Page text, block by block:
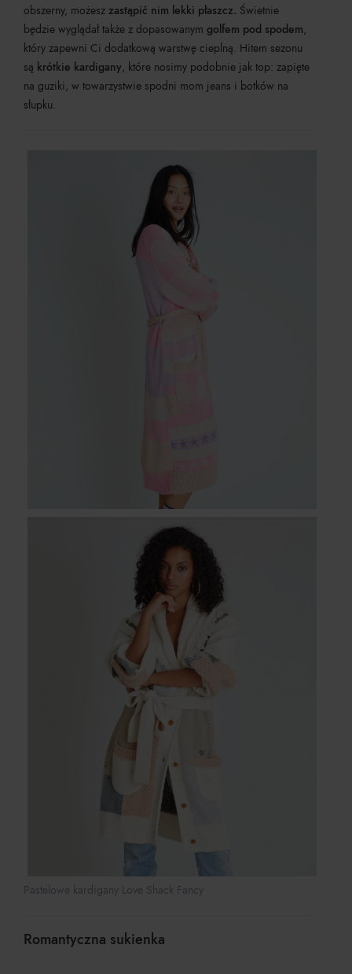
obszerny, możesz zastąpić nim lekki płaszcz. Świetnie
będzie wyglądał także z dopasowanym golfem pod spodem,
który zapewni Ci dodatkową warstwę cieplną. Hitem sezonu
są krótkie kardigany, które nosimy podobnie jak top: zapięte
na guziki, w towarzystwie spodni mom jeans i botków na
słupku.
Pastelowe kardigany Love Shack Fancy
Romantyczna sukienka